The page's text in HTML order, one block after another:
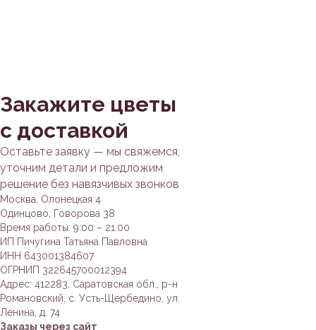
Закажите цветы
с доставкой
Оставьте заявку — мы свяжемся,
уточним детали и предложим
решение без навязчивых звонков
Москва, Олонецкая 4
Одинцово, Говорова 38
Время работы: 9:00 – 21:00
ИП Пичугина Татьяна Павловна
ИНН 643001384607
ОГРНИП 322645700012394
Адрес: 412283, Саратовская обл., р-н
Романовский, с. Усть-Щербедино, ул.
Ленина, д. 74
Заказы через сайт